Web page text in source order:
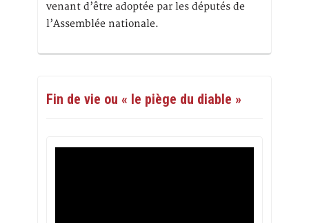
venant d’être adoptée par les députés de
l’Assemblée nationale.
Fin de vie ou « le piège du diable »